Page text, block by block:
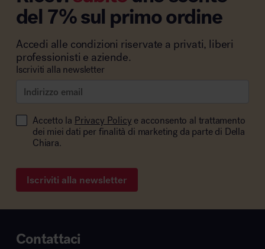
del 7% sul primo ordine
Accedi alle condizioni riservate a privati, liberi
professionisti e aziende.
Iscriviti alla newsletter
Accetto la Privacy Policy e acconsento al trattamento
dei miei dati per finalità di marketing da parte di Della
Chiara.
Iscriviti alla newsletter
Contattaci